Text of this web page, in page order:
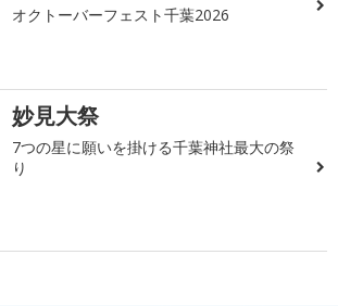
オクトーバーフェスト千葉2026
妙見大祭
7つの星に願いを掛ける千葉神社最大の祭
り